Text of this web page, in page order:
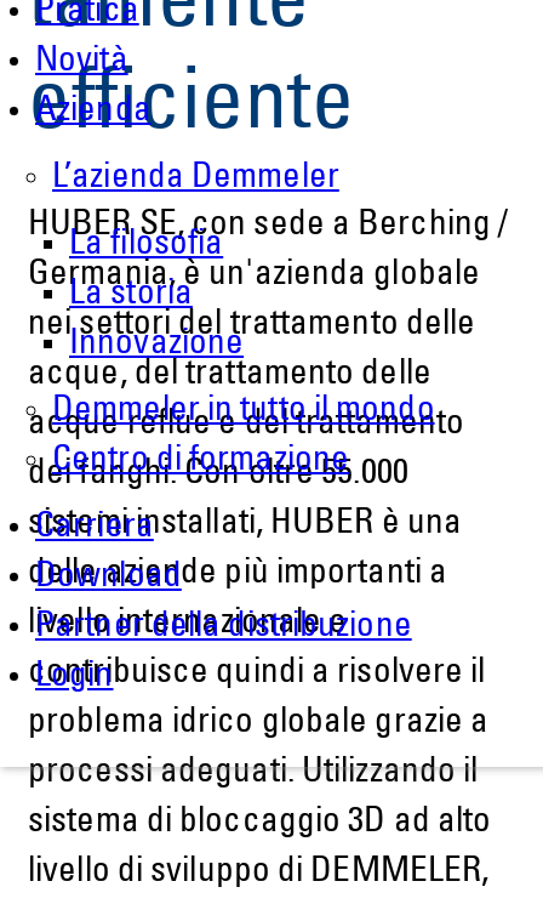
Pratica
Novità
Azienda
L’azienda Demmeler
La filosofia
La storia
Innovazione
Demmeler in tutto il mondo
Centro di formazione
Carriera
Download
Partner della distribuzione
Login
efficiente
HUBER SE, con sede a Berching /
Germania, è un'azienda globale
nei settori del trattamento delle
acque, del trattamento delle
acque reflue e del trattamento
dei fanghi. Con oltre 55.000
sistemi installati, HUBER è una
delle aziende più importanti a
livello internazionale e
contribuisce quindi a risolvere il
problema idrico globale grazie a
processi adeguati. Utilizzando il
sistema di bloccaggio 3D ad alto
livello di sviluppo di DEMMELER,